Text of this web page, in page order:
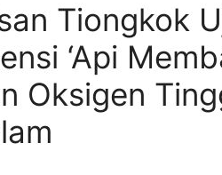
Tiongkok
‘Api
Oksigen